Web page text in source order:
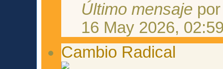
Último mensaje
16 May 2026,
Cambio Radical